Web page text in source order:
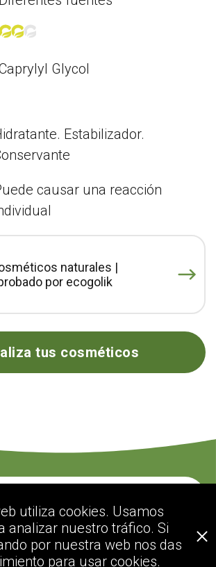
Glycol
Estabilizador.
causar una reacción
naturales |
por ecogolik
tus cosméticos
ecogolik.com
utiliza cookies. Usamos
analizar nuestro tráfico. Si
por nuestra web nos das
para usar cookies.